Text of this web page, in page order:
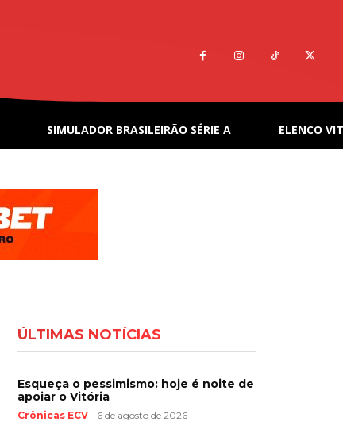
SIMULADOR BRASILEIRÃO SÉRIE A ELENCO
ÚLTIMAS NOTÍCIAS
Esqueça o pessimismo: hoje é noite de
apoiar o Vitória
Crônicas ECV 6 de agosto de 2026